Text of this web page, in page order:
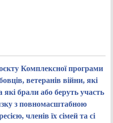
Комплексної програми
ветеранів війни, які
брали або беруть участь
з повномасштабною
членів їх сімей та сі